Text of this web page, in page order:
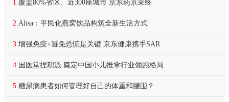
1. 覆盖80%省区、近300座城市 京东药京采终
2. Alisa：平民化燕窝饮品构筑全新生活方式
3. 增强免疫+避免恐慌是关键 京东健康携手SAR
4. 国医堂捏积派 奠定中国小儿推拿行业领跑格局
5. 糖尿病患者如何管理好自己的体重和腰围？